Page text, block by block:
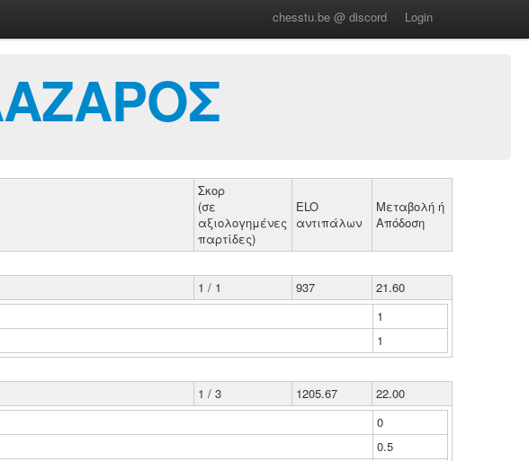
chesstu.be @ discord Login
Σκορ
(σε
αξιολογημένες
παρτίδες)
ELO
αντιπάλων
Μεταβολή ή
Απόδοση
1 / 1 937
21.60
1
1
1 / 3 1205.67
22.00
0
0.5